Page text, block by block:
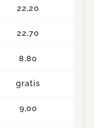
22,20
22,70
8,80
gratis
9,00